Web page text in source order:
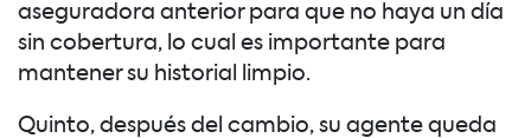
aseguradora anterior para que no haya un día
sin cobertura, lo cual es importante para
mantener su historial limpio.
Quinto, después del cambio, su agente queda